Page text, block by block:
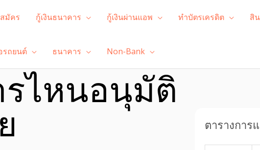
มัคร กู้เงินธนาคาร กู้เงินผ่านแอพ ทำบัตรเครดิต สิ
รถยนต์ ธนาคาร Non-Bank
ไหนอนุมัติ
ตารางการ